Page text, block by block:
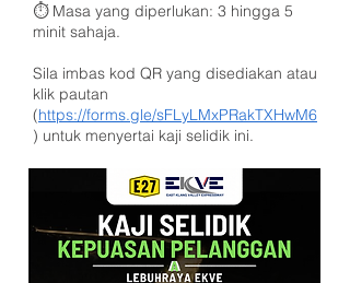
⏱️ Masa yang diperlukan: 3 hingga 5
minit sahaja.
Sila imbas kod QR yang disediakan atau
klik pautan
(https://forms.gle/sFLyLMxPRakTXHwM6
) untuk menyertai kaji selidik ini.